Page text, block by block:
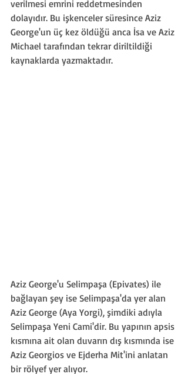
verilmesi emrini reddetmesinden
dolayıdır. Bu işkenceler süresince Aziz
George'un üç kez öldüğü anca İsa ve Aziz
Michael tarafından tekrar diriltildiği
kaynaklarda yazmaktadır.
Aziz George'u Selimpaşa (Epivates) ile
bağlayan şey ise Selimpaşa'da yer alan
Aziz George (Aya Yorgi), şimdiki adıyla
Selimpaşa Yeni Cami'dir. Bu yapının apsis
kısmına ait olan duvarın dış kısmında ise
Aziz Georgios ve Ejderha Mit'ini anlatan
bir rölyef yer alıyor.